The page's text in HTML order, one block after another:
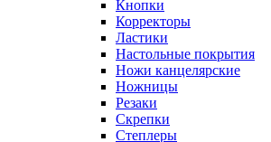
Кнопки
Корректоры
Ластики
Настольные покрытия
Ножи канцелярские
Ножницы
Резаки
Скрепки
Степлеры